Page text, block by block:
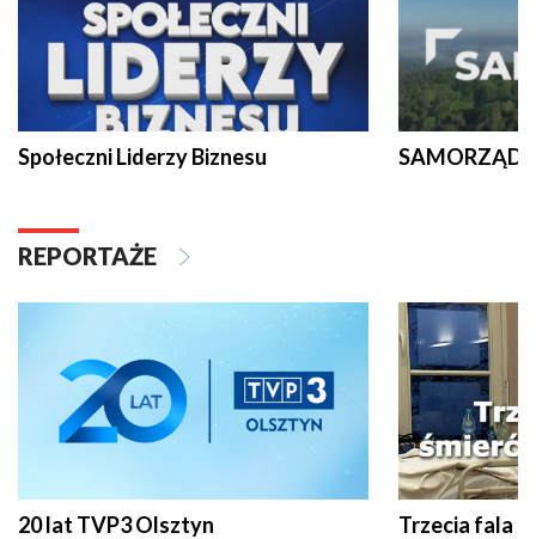
Społeczni Liderzy Biznesu SAMORZĄD
REPORTAŻE
20 lat TVP3 Olsztyn Trzecia fala -